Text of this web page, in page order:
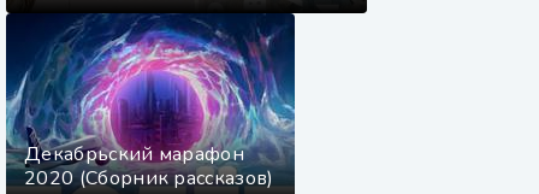
Декабрьский марафон
2020 (Сборник рассказов)